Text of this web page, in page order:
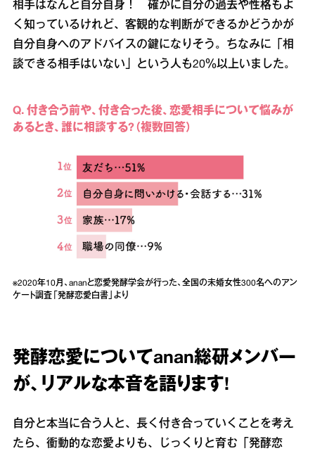
相手はなんと自分自身！ 確かに自分の過去や性格もよ
く知っているけれど、客観的な判断ができるかどうかが
自分自身へのアドバイスの鍵になりそう。ちなみに「相
談できる相手はいない」という人も20％以上いました。
Q. 付き合う前や、付き合った後、恋愛相手について悩みが
あるとき、誰に相談する?（複数回答）
※2020年10月、ananと恋愛発酵学会が行った、全国の未婚女性300名へのアン
ケート調査「発酵恋愛白書」より
発酵恋愛についてanan総研メンバー
が、リアルな本音を語ります!
自分と本当に合う人と、長く付き合っていくことを考え
たら、衝動的な恋愛よりも、じっくりと育む「発酵恋